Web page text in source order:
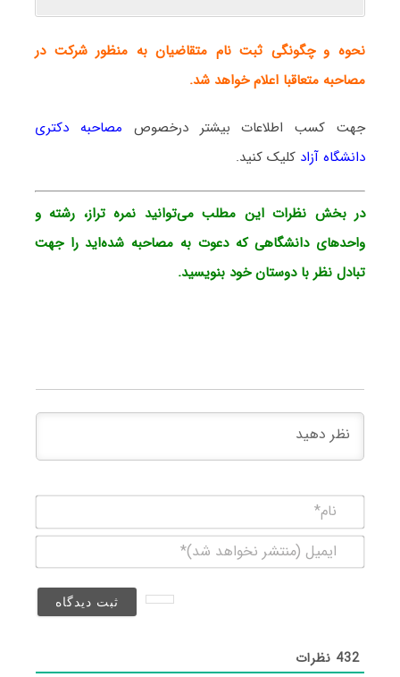
نحوه و چگونگی ثبت نام متقاضیان به منظور شرکت در
مصاحبه متعاقبا اعلام خواهد شد.
جهت کسب اطلاعات بیشتر درخصوص مصاحبه دکتری
دانشگاه آزاد کلیک کنید.
در بخش نظرات این مطلب می‌توانید نمره تراز، رشته و
واحدهای دانشگاهی که دعوت به مصاحبه شده‌اید را جهت
تبادل نظر با دوستان خود بنویسید.
(منتشر
432 نظرات